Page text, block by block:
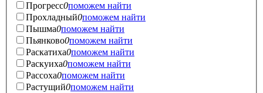
Прогресс0поможем найти
Прохладный0поможем найти
Пышма0поможем найти
Пьянково0поможем найти
Раскатиха0поможем найти
Раскуиха0поможем найти
Рассоха0поможем найти
Растущий0поможем найти